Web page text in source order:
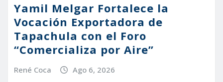
Yamil Melgar Fortalece la
Vocación Exportadora de
Tapachula con el Foro
“Comercializa por Aire”
René Coca Ago 6, 2026